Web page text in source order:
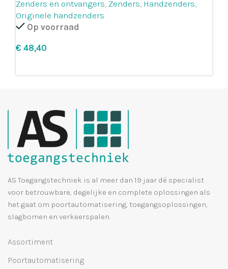
Zenders en ontvangers, Zenders, Handzenders,
Originele handzenders
Op voorraad
€
AS Toegangstechniek is al meer dan 19 jaar dé specialist
voor betrouwbare, degelijke en complete oplossingen als
het gaat om poortautomatisering, toegangsoplossingen,
slagbomen en verkeerspalen.
Assortiment
Poortautomatisering